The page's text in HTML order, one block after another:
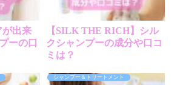
が出来
ーの口
【SILK THE RICH】シル
クシャンプーの成分や口コ
ミは？
シャンプー＆トリートメント